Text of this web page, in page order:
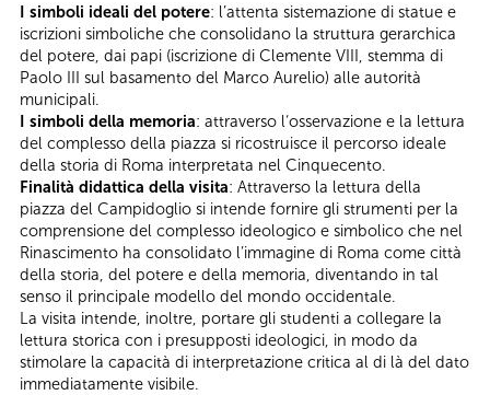
I simboli ideali del potere: l’attenta sistemazione di statue e
iscrizioni simboliche che consolidano la struttura gerarchica
del potere, dai papi (iscrizione di Clemente VIII, stemma di
Paolo III sul basamento del Marco Aurelio) alle autorità
municipali.
I simboli della memoria: attraverso l‘osservazione e la lettura
del complesso della piazza si ricostruisce il percorso ideale
della storia di Roma interpretata nel Cinquecento.
Finalità didattica della visita: Attraverso la lettura della
piazza del Campidoglio si intende fornire gli strumenti per la
comprensione del complesso ideologico e simbolico che nel
Rinascimento ha consolidato l’immagine di Roma come città
della storia, del potere e della memoria, diventando in tal
senso il principale modello del mondo occidentale.
La visita intende, inoltre, portare gli studenti a collegare la
lettura storica con i presupposti ideologici, in modo da
stimolare la capacità di interpretazione critica al di là del dato
immediatamente visibile.